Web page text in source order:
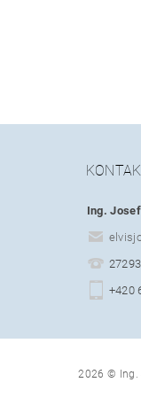
Ing.
+420
2026 © Ing.